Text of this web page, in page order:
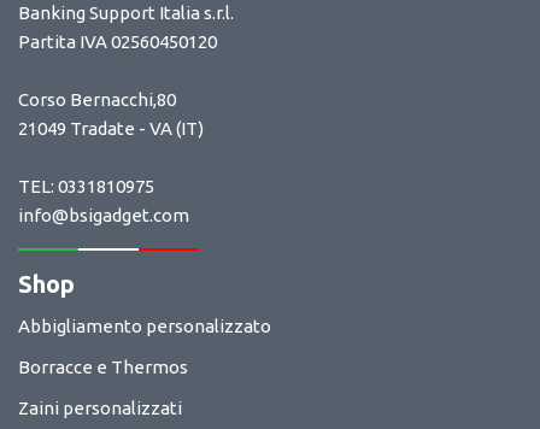
Banking Support Italia s.r.l.
Partita IVA 02560450120
Corso Bernacchi,80
21049 Tradate - VA (IT)
TEL: 0331810975
info@bsigadget.com
Shop
Abbigliamento personalizzato
Borracce e Thermos
Zaini personalizzati